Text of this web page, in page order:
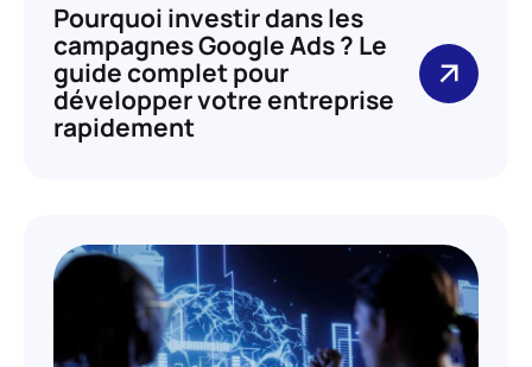
Pourquoi investir dans les
campagnes Google Ads ? Le
guide complet pour
développer votre entreprise
rapidement